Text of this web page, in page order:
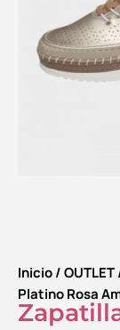
Inicio/OUTLET
Platino Rosa